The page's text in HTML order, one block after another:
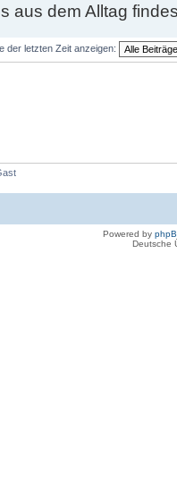
aus dem Alltag
der letzten Zeit anzeigen:
Powered by
Deutsche